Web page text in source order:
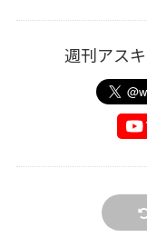
週刊アス